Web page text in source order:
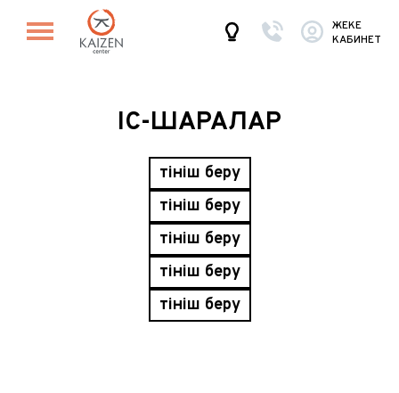
ЖЕКЕ
КАБИНЕТ
ІС-ШАРАЛАР
Өтініш беру
Өтініш беру
Өтініш беру
Өтініш беру
Өтініш беру